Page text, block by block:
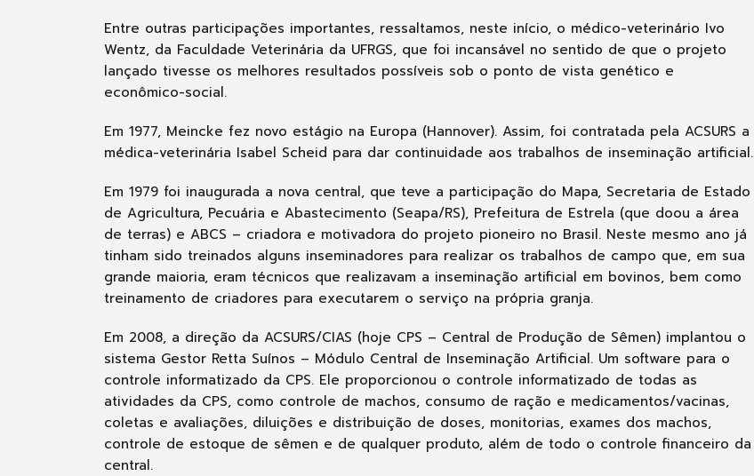
Entre outras participações importantes, ressaltamos, neste início, o médico-veterinário Ivo
Wentz, da Faculdade Veterinária da UFRGS, que foi incansável no sentido de que o projeto
lançado tivesse os melhores resultados possíveis sob o ponto de vista genético e
econômico-social.
Em 1977, Meincke fez novo estágio na Europa (Hannover). Assim, foi contratada pela ACSURS a
médica-veterinária Isabel Scheid para dar continuidade aos trabalhos de inseminação artificial.
Em 1979 foi inaugurada a nova central, que teve a participação do Mapa, Secretaria de Estado
de Agricultura, Pecuária e Abastecimento (Seapa/RS), Prefeitura de Estrela (que doou a área
de terras) e ABCS – criadora e motivadora do projeto pioneiro no Brasil. Neste mesmo ano já
tinham sido treinados alguns inseminadores para realizar os trabalhos de campo que, em sua
grande maioria, eram técnicos que realizavam a inseminação artificial em bovinos, bem como
treinamento de criadores para executarem o serviço na própria granja.
Em 2008, a direção da ACSURS/CIAS (hoje CPS – Central de Produção de Sêmen) implantou o
sistema Gestor Retta Suínos – Módulo Central de Inseminação Artificial. Um software para o
controle informatizado da CPS. Ele proporcionou o controle informatizado de todas as
atividades da CPS, como controle de machos, consumo de ração e medicamentos/vacinas,
coletas e avaliações, diluições e distribuição de doses, monitorias, exames dos machos,
controle de estoque de sêmen e de qualquer produto, além de todo o controle financeiro da
central.